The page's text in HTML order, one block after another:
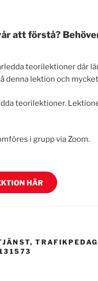
att förstå?
teorilektioner där
denna lektion och
teorilektioner.
i grupp via Zoom.
HÄR